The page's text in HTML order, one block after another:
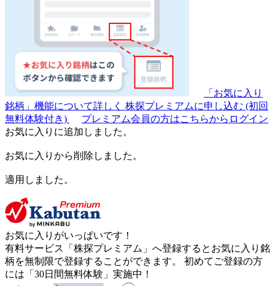
「お気に入り
銘柄」機能について詳しく 株探プレミアムに申し込む (初回
無料体験付き)
プレミアム会員の方はこちらからログイン
お気に入りに追加しました。
お気に入りから削除しました。
適用しました。
お気に入りがいっぱいです！
有料サービス「株探プレミアム」へ登録するとお気に入り銘
柄を無制限で登録することができます。 初めてご登録の方
には「30日間無料体験」実施中！